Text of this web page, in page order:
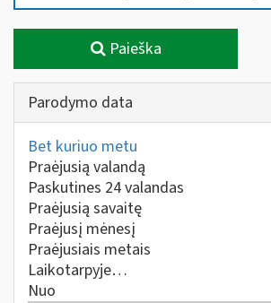
Paieška
Parodymo data
Bet kuriuo metu
Praėjusią valandą
Paskutines 24 valandas
Praėjusią savaitę
Praėjusį mėnesį
Praėjusiais metais
Laikotarpyje…
Nuo